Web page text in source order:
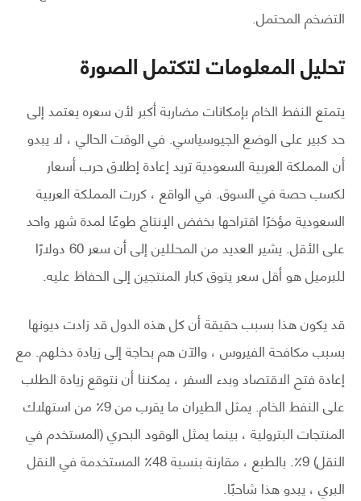
التضخم المحتمل.
تحليل المعلومات لتكتمل الصورة
يتمتع النفط الخام بإمكانات مضاربة أكبر لأن سعره يعتمد إلى
حد كبير على الوضع الجيوسياسي. في الوقت الحالي ، لا يبدو
أن المملكة العربية السعودية تريد إعادة إطلاق حرب أسعار
لكسب حصة في السوق. في الواقع ، كررت المملكة العربية
السعودية مؤخرًا اقتراحها بخفض الإنتاج طوعًا لمدة شهر واحد
على الأقل. يشير العديد من المحللين إلى أن سعر 60 دولارًا
للبرميل هو أقل سعر يتوق كبار المنتجين إلى الحفاظ عليه.
قد يكون هذا بسبب حقيقة أن كل هذه الدول قد زادت ديونها
بسبب مكافحة الفيروس ، والآن هم بحاجة إلى زيادة دخلهم. مع
إعادة فتح الاقتصاد وبدء السفر ، يمكننا أن نتوقع زيادة الطلب
على النفط الخام. يمثل الطيران ما يقرب من 9٪ من استهلاك
المنتجات البترولية ، بينما يمثل الوقود البحري (المستخدم في
النقل) 9٪. بالطبع ، مقارنة بنسبة 48٪ المستخدمة في النقل
البري ، يبدو هذا شاحبًا.